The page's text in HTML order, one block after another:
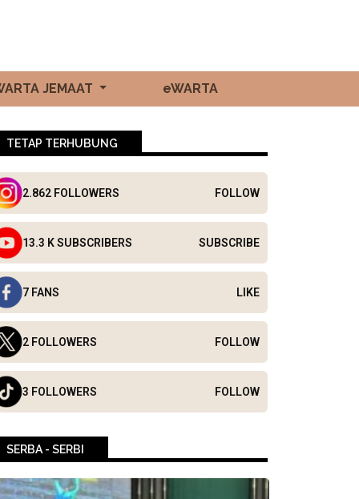
JEMAAT eWARTA
TETAP TERHUBUNG
2.862 FOLLOWERS FOLLOW
13.3 K SUBSCRIBERS SUBSCRIBE
7 FANS LIKE
2 FOLLOWERS FOLLOW
3 FOLLOWERS FOLLOW
SERBA - SERBI